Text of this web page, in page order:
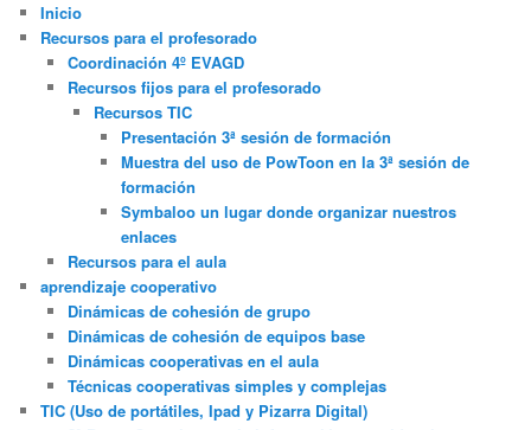
Inicio
Recursos para el profesorado
Coordinación 4º EVAGD
Recursos fijos para el profesorado
Recursos TIC
Presentación 3ª sesión de formación
Muestra del uso de PowToon en la 3ª sesión de
formación
Symbaloo un lugar donde organizar nuestros
enlaces
Recursos para el aula
aprendizaje cooperativo
Dinámicas de cohesión de grupo
Dinámicas de cohesión de equipos base
Dinámicas cooperativas en el aula
Técnicas cooperativas simples y complejas
TIC (Uso de portátiles, Ipad y Pizarra Digital)